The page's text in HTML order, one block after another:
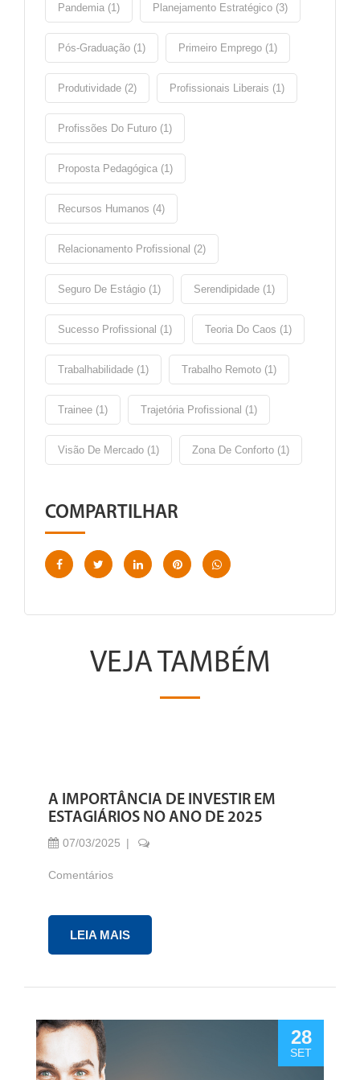
Pandemia (1) Planejamento Estratégico (3)
Pós-Graduação (1) Primeiro Emprego (1)
Produtividade (2) Profissionais Liberais (1)
Profissões Do Futuro (1)
Proposta Pedagógica (1)
Recursos Humanos (4)
Relacionamento Profissional (2)
Seguro De Estágio (1) Serendipidade (1)
Sucesso Profissional (1) Teoria Do Caos (1)
Trabalhabilidade (1) Trabalho Remoto (1)
Trainee (1) Trajetória Profissional (1)
Visão De Mercado (1) Zona De Conforto (1)
COMPARTILHAR
VEJA TAMBÉM
A IMPORTÂNCIA DE INVESTIR EM
ESTAGIÁRIOS NO ANO DE 2025
07/03/2025
Comentários
LEIA MAIS
28
SET